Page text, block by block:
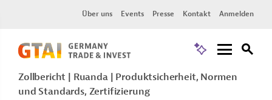
Über uns Events Presse Kontakt Anmelden
Zollbericht Ruanda
Produktsicherheit, Normen
und Standards, Zertifizierung